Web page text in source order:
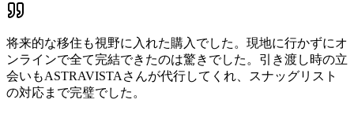
将来的な移住も視野に入れた購入でした。現地に行かずにオ
ンラインで全て完結できたのは驚きでした。引き渡し時の立
会いもASTRAVISTAさんが代行してくれ、スナッグリスト
の対応まで完璧でした。